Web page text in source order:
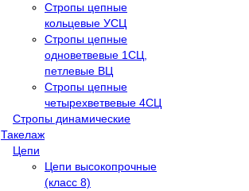
Стропы цепные
кольцевые УСЦ
Стропы цепные
одноветвевые 1СЦ,
петлевые ВЦ
Стропы цепные
четырехветвевые 4СЦ
Стропы динамические
Такелаж
Цепи
Цепи высокопрочные
(класс 8)